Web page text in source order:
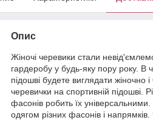
Опис
Жіночі черевики стали
гардеробу у будь-яку пору року. В
підошві будете виглядати жіночно
черевички на спортивній підошві.
фасонів робить їх
одягом різних фасонів і